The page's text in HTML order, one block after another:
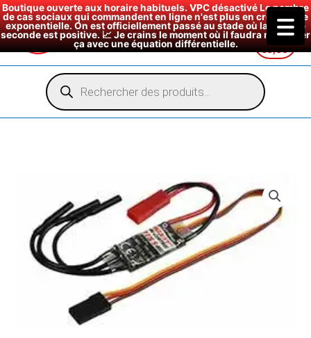
Boutique ouverte aux horaire habituels. VPC désactivé Le nombre
de cas sociaux qui commandent en ligne n'est plus en croissance
exponentielle. On est officiellement passé au stade où la dérivée
seconde est positive. 📈 Je crains le moment où il faudra modéliser
ça avec une équation différentielle.
€0,00
Recherche
de
produits